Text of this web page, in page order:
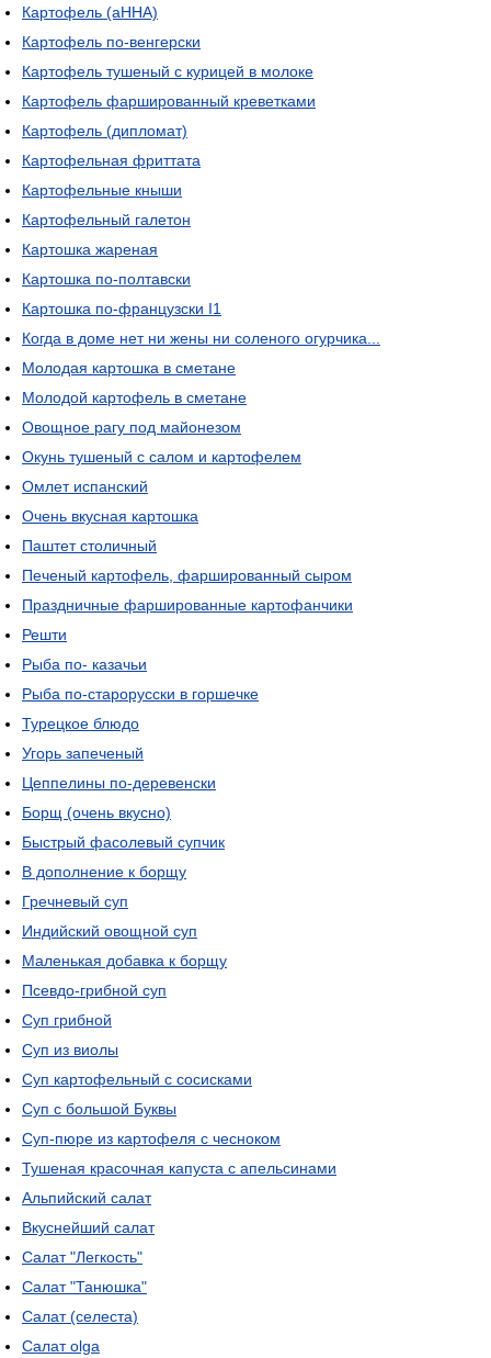
Картофель (аННА)
Картофель по-венгерски
Картофель тушеный с курицей в молоке
Картофель фаршированный креветками
Картофель (дипломат)
Картофельная фриттата
Картофельные кныши
Картофельный галетон
Картошка жареная
Картошка по-полтавски
Картошка по-французски I1
Когда в доме нет ни жены ни соленого огурчика...
Молодая картошка в сметане
Молодой картофель в сметане
Овощное рагу под майонезом
Окунь тушеный с салом и картофелем
Омлет испанский
Очень вкусная картошка
Паштет столичный
Печеный картофель, фаршированный сыром
Праздничные фаршированные картофанчики
Решти
Рыба по- казачьи
Рыба по-старорусски в горшечке
Турецкое блюдо
Угорь запеченый
Цеппелины по-деревенски
Борщ (очень вкусно)
Быстрый фасолевый супчик
В дополнение к борщу
Гречневый суп
Индийский овощной суп
Маленькая добавка к борщу
Псевдо-грибной суп
Суп грибной
Суп из виолы
Суп картофельный с сосисками
Суп с большой Буквы
Суп-пюре из картофеля с чесноком
Тушеная красочная капуста с апельсинами
Альпийский салат
Вкуснейший салат
Салат "Легкость"
Салат "Танюшка"
Салат (селеста)
Салат olga